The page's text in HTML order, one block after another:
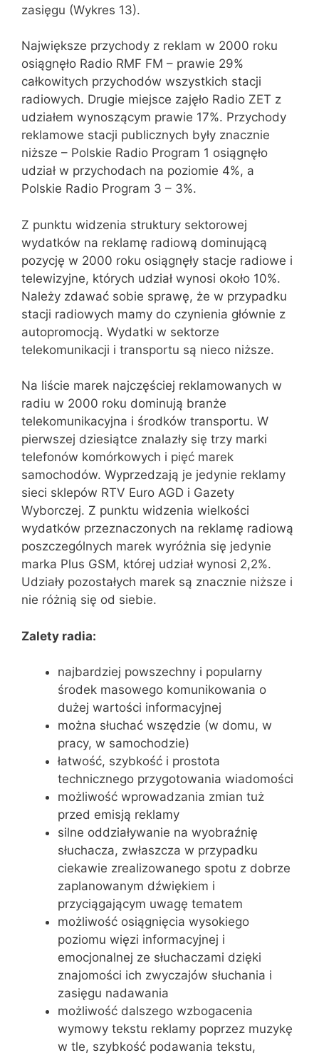
zasięgu (Wykres 13).
Największe przychody z reklam w 2000 roku
osiągnęło Radio RMF FM – prawie 29%
całkowitych przychodów wszystkich stacji
radiowych. Drugie miejsce zajęło Radio ZET z
udziałem wynoszącym prawie 17%. Przychody
reklamowe stacji publicznych były znacznie
niższe – Polskie Radio Program 1 osiągnęło
udział w przychodach na poziomie 4%, a
Polskie Radio Program 3 – 3%.
Z punktu widzenia struktury sektorowej
wydatków na reklamę radiową dominującą
pozycję w 2000 roku osiągnęły stacje radiowe i
telewizyjne, których udział wynosi około 10%.
Należy zdawać sobie sprawę, że w przypadku
stacji radiowych mamy do czynienia głównie z
autopromocją. Wydatki w sektorze
telekomunikacji i transportu są nieco niższe.
Na liście marek najczęściej reklamowanych w
radiu w 2000 roku dominują branże
telekomunikacyjna i środków transportu. W
pierwszej dziesiątce znalazły się trzy marki
telefonów komórkowych i pięć marek
samochodów. Wyprzedzają je jedynie reklamy
sieci sklepów RTV Euro AGD i Gazety
Wyborczej. Z punktu widzenia wielkości
wydatków przeznaczonych na reklamę radiową
poszczególnych marek wyróżnia się jedynie
marka Plus GSM, której udział wynosi 2,2%.
Udziały pozostałych marek są znacznie niższe i
nie różnią się od siebie.
Zalety radia:
najbardziej powszechny i popularny
środek masowego komunikowania o
dużej wartości informacyjnej
można słuchać wszędzie (w domu, w
pracy, w samochodzie)
łatwość, szybkość i prostota
technicznego przygotowania wiadomości
możliwość wprowadzania zmian tuż
przed emisją reklamy
silne oddziaływanie na wyobraźnię
słuchacza, zwłaszcza w przypadku
ciekawie zrealizowanego spotu z dobrze
zaplanowanym dźwiękiem i
przyciągającym uwagę tematem
możliwość osiągnięcia wysokiego
poziomu więzi informacyjnej i
emocjonalnej ze słuchaczami dzięki
znajomości ich zwyczajów słuchania i
zasięgu nadawania
możliwość dalszego wzbogacenia
wymowy tekstu reklamy poprzez muzykę
w tle, szybkość podawania tekstu,